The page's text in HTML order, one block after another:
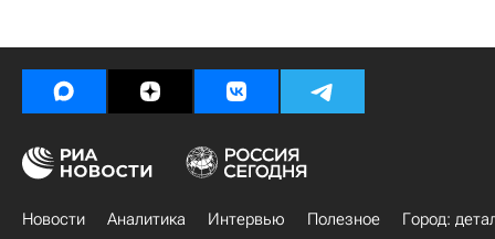
Новости Аналитика Интервью Полезное
Город: